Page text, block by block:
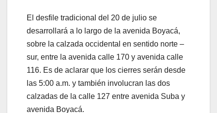
El desfile tradicional del 20 de julio se
desarrollará a lo largo de la avenida Boyacá,
sobre la calzada occidental en sentido norte –
sur, entre la avenida calle 170 y avenida calle
116. Es de aclarar que los cierres serán desde
las 5:00 a.m. y también involucran las dos
calzadas de la calle 127 entre avenida Suba y
avenida Boyacá.